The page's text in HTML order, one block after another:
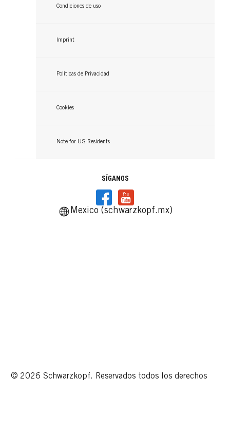
Condiciones de uso
Imprint
Políticas de Privacidad
Cookies
Note for US Residents
SÍGANOS
Mexico (schwarzkopf.mx)
© 2026 Schwarzkopf. Reservados todos los derechos